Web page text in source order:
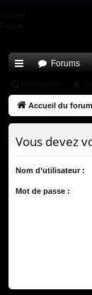
co
ci
s
Forums
Accueil du forum
Vous devez
Nom d’utilisateur :
Mot de passe :